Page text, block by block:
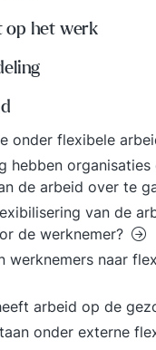
op het werk
onder flexibele
hebben
de arbeid over te
van de
de werknemer?
werknemers naar
arbeid op de
onder externe